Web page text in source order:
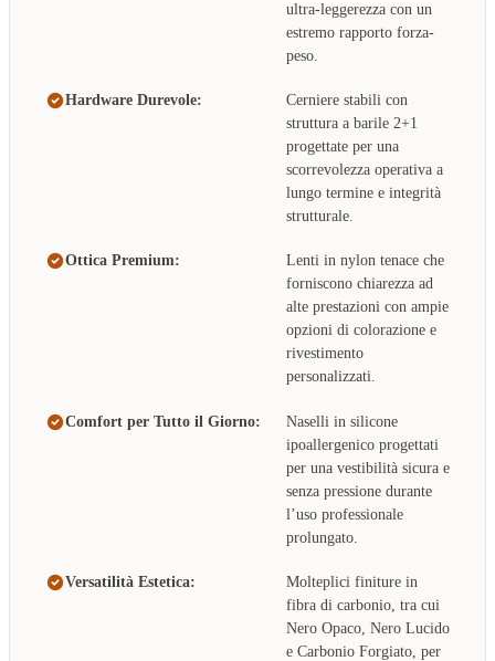
ultra-leggerezza con un
estremo rapporto forza-
peso.
Hardware Durevole:
Cerniere stabili con
struttura a barile 2+1
progettate per una
scorrevolezza operativa a
lungo termine e integrità
strutturale.
Ottica Premium:
Lenti in nylon tenace che
forniscono chiarezza ad
alte prestazioni con ampie
opzioni di colorazione e
rivestimento
personalizzati.
Comfort per Tutto il Giorno:
Naselli in silicone
ipoallergenico progettati
per una vestibilità sicura e
senza pressione durante
l’uso professionale
prolungato.
Versatilità Estetica:
Molteplici finiture in
fibra di carbonio, tra cui
Nero Opaco, Nero Lucido
e Carbonio Forgiato, per